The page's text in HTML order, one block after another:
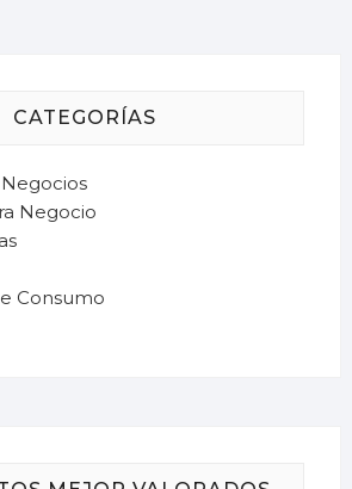
CATEGORÍAS
Negocio
Consumo